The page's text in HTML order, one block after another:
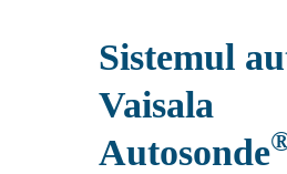
Sistemul
Vaisala
Autosonde